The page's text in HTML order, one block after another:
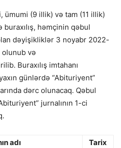
ümumi (9 illik) və tam (11 illik)
həmçinin qəbul
dəyişikliklər 3 noyabr 2022-
və
Buraxılış imtahanı
günlərdə “Abituriyent”
dərc olunacaq. Qəbul
jurnalının 1-ci
adı Tarix